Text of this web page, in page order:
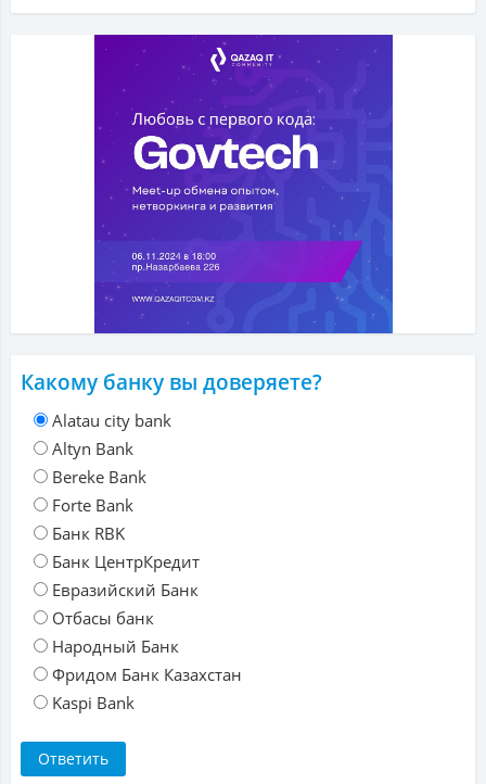
Какому банку вы доверяете?
Alatau city bank
Altyn Bank
Bereke Bank
Forte Bank
Банк RBK
Банк ЦентрКредит
Евразийский Банк
Отбасы банк
Народный Банк
Фридом Банк Казахстан
Kaspi Bank